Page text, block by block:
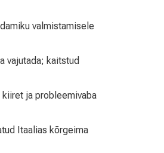
valmistamisele
vajutada; kaitstud
ja probleemivaba
Itaalias kõrgeima